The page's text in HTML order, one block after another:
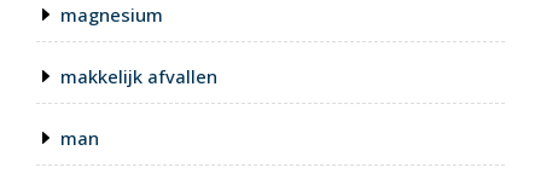
magnesium
makkelijk afvallen
man